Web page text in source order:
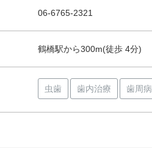
06-6765-2321
鶴橋駅から300m(徒歩 4分)
虫歯 歯内治療 歯周病